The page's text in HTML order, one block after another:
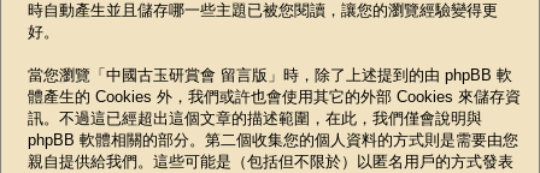
時自動產生並且儲存哪一些主題已被您閱讀，讓您的瀏覽經驗變得更
好。
當您瀏覽「中國古玉研賞會 留言版」時，除了上述提到的由 phpBB 軟
體產生的 Cookies 外，我們或許也會使用其它的外部 Cookies 來儲存資
訊。不過這已經超出這個文章的描述範圍，在此，我們僅會說明與
phpBB 軟體相關的部分。第二個收集您的個人資料的方式則是需要由您
親自提供給我們。這些可能是（包括但不限於）以匿名用戶的方式發表